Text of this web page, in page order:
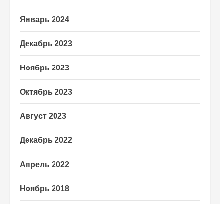
Январь 2024
Декабрь 2023
Ноябрь 2023
Октябрь 2023
Август 2023
Декабрь 2022
Апрель 2022
Ноябрь 2018